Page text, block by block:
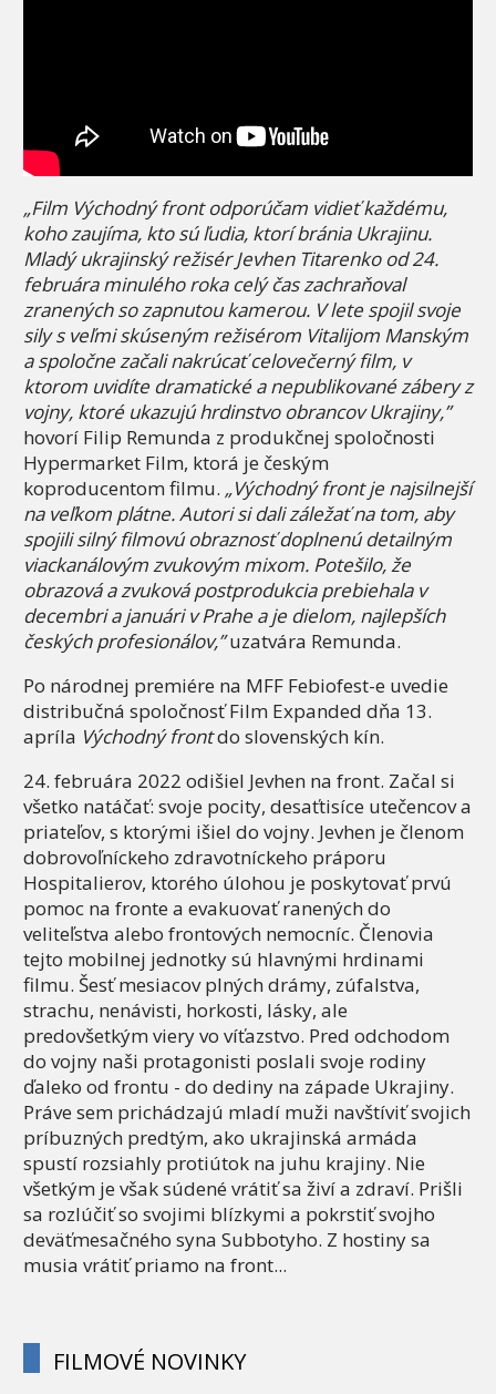
„Film Východný front odporúčam vidieť každému,
koho zaujíma, kto sú ľudia, ktorí bránia Ukrajinu.
Mladý ukrajinský režisér Jevhen Titarenko od 24.
februára minulého roka celý čas zachraňoval
zranených so zapnutou kamerou. V lete spojil svoje
sily s veľmi skúseným režisérom Vitalijom Manským
a spoločne začali nakrúcať celovečerný film, v
ktorom uvidíte dramatické a nepublikované zábery z
vojny, ktoré ukazujú hrdinstvo obrancov Ukrajiny,”
hovorí Filip Remunda z produkčnej spoločnosti
Hypermarket Film, ktorá je českým
koproducentom filmu. „Východný front je najsilnejší
na veľkom plátne. Autori si dali záležať na tom, aby
spojili silný filmovú obraznosť doplnenú detailným
viackanálovým zvukovým mixom. Potešilo, že
obrazová a zvuková postprodukcia prebiehala v
decembri a januári v Prahe a je dielom, najlepších
českých profesionálov,”uzatvára Remunda.
Po národnej premiére na MFF Febiofest-e uvedie
distribučná spoločnosť Film Expanded dňa 13.
apríla Východný frontdo slovenských kín.
24. februára 2022 odišiel Jevhen na front. Začal si
všetko natáčať: svoje pocity, desaťtisíce utečencov a
priateľov, s ktorými išiel do vojny. Jevhen je členom
dobrovoľníckeho zdravotníckeho práporu
Hospitalierov, ktorého úlohou je poskytovať prvú
pomoc na fronte a evakuovať ranených do
veliteľstva alebo frontových nemocníc. Členovia
tejto mobilnej jednotky sú hlavnými hrdinami
filmu. Šesť mesiacov plných drámy, zúfalstva,
strachu, nenávisti, horkosti, lásky, ale
predovšetkým viery vo víťazstvo. Pred odchodom
do vojny naši protagonisti poslali svoje rodiny
ďaleko od frontu - do dediny na západe Ukrajiny.
Práve sem prichádzajú mladí muži navštíviť svojich
príbuzných predtým, ako ukrajinská armáda
spustí rozsiahly protiútok na juhu krajiny. Nie
všetkým je však súdené vrátiť sa živí a zdraví. Prišli
sa rozlúčiť so svojimi blízkymi a pokrstiť svojho
deväťmesačného syna Subbotyho. Z hostiny sa
musia vrátiť priamo na front...
FILMOVÉ NOVINKY